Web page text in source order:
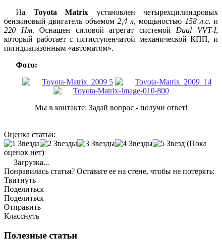
На Toyota Matrix установлен четырехцилиндровых
бензиновый двигатель объемом 2,4 л, мощьностью 158 л.с. и
220 Нм. Оснащен силовой агрегат системой Dual VVT-I,
который работает с пятиступенчатой механической КПП, и
пятидиапазонным «автоматом».
Фото:
Мы в контакте: Задай вопрос - получи ответ!
Оценка статьи:
(Пока
оценок нет)
Загрузка...
Понравилась статья? Оставьте ее на стене, чтобы не потерять:
Твитнуть
Поделиться
Поделиться
Отправить
Класснуть
Полезные статьи